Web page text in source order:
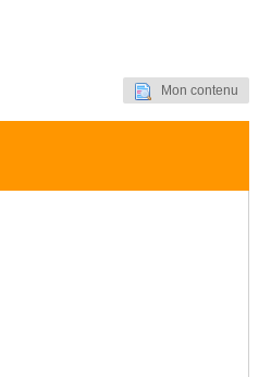
Mon contenu